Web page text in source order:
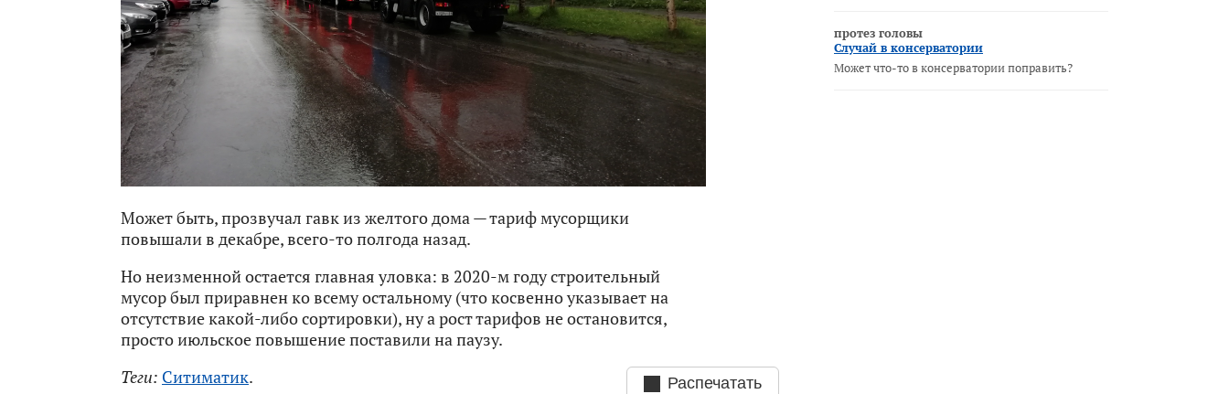
Может быть, прозвучал гавк из желтого дома — тариф мусорщики
повышали в декабре, всего-то полгода назад.
Но неизменной остается главная уловка: в 2020-м году строительный
мусор был приравнен ко всему остальному (что косвенно указывает на
отсутствие какой-либо сортировки), ну а рост тарифов не остановится,
просто июльское повышение поставили на паузу.
Распечатать
Теги: Ситиматик.
протез головы
Случай в консерватории
Может что-то в консерватории поправить?